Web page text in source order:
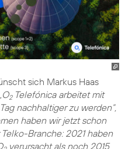
sich Markus Haas
„O2Telefónica arbeitet mit
nachhaltiger zu werden“,
haben wir jetzt schon
Branche: 2021 haben
verursacht als noch 2015